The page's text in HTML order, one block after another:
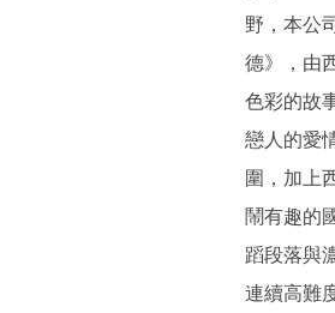
野，本公
德》，由
色彩的故
戀人的愛
圍，加上
鬧有趣的
蹈段落與
連續高難